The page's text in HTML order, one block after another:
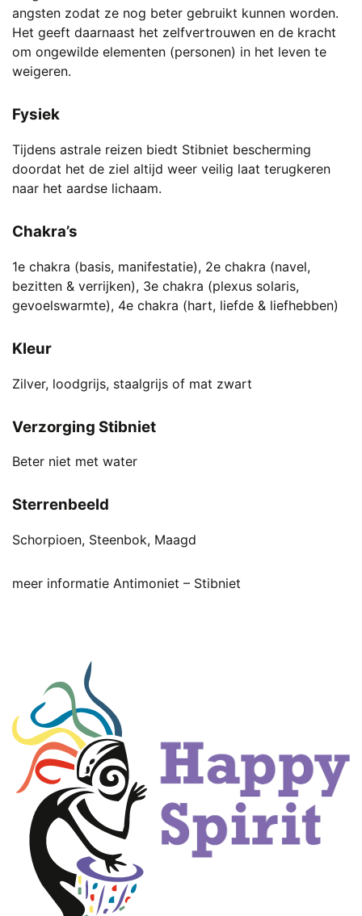
angsten zodat ze nog beter gebruikt kunnen worden.
Het geeft daarnaast het zelfvertrouwen en de kracht
om ongewilde elementen (personen) in het leven te
weigeren.
Fysiek
Tijdens astrale reizen biedt Stibniet bescherming
doordat het de ziel altijd weer veilig laat terugkeren
naar het aardse lichaam.
Chakra’s
1e chakra (basis, manifestatie), 2e chakra (navel,
bezitten & verrijken), 3e chakra (plexus solaris,
gevoelswarmte), 4e chakra (hart, liefde & liefhebben)
Kleur
Zilver, loodgrijs, staalgrijs of mat zwart
Verzorging Stibniet
Beter niet met water
Sterrenbeeld
Schorpioen, Steenbok, Maagd
meer informatie Antimoniet – Stibniet